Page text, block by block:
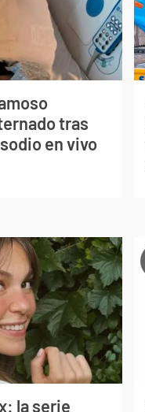
tras
en vivo
la serie